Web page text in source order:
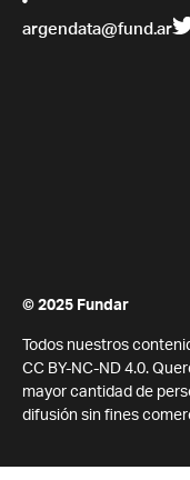
argendata@fund.ar
© 2025 Fundar
Todos nuestros
CC BY-NC-ND 4.0.
mayor cantidad de
difusión sin fines